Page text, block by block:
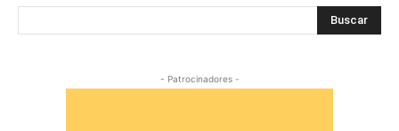
Buscar
- Patrocinadores -